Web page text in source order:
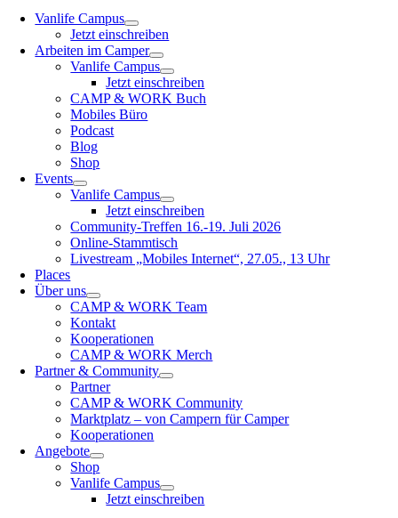
Vanlife Campus
Jetzt einschreiben
Arbeiten im Camper
Vanlife Campus
Jetzt einschreiben
CAMP & WORK Buch
Mobiles Büro
Podcast
Blog
Shop
Events
Vanlife Campus
Jetzt einschreiben
Community-Treffen 16.-19. Juli 2026
Online-Stammtisch
Livestream „Mobiles Internet“, 27.05., 13 Uhr
Places
Über uns
CAMP & WORK Team
Kontakt
Kooperationen
CAMP & WORK Merch
Partner & Community
Partner
CAMP & WORK Community
Marktplatz – von Campern für Camper
Kooperationen
Angebote
Shop
Vanlife Campus
Jetzt einschreiben